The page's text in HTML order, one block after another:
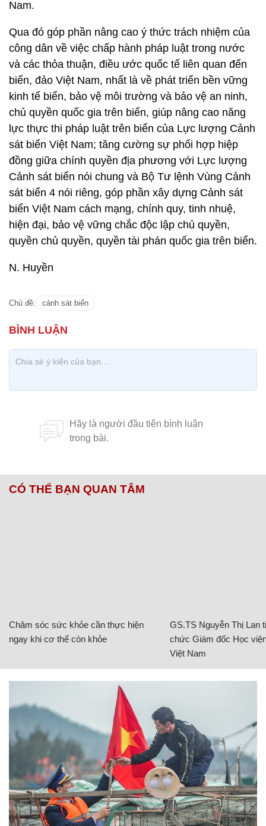
Nam.
Qua đó góp phần nâng cao ý thức trách nhiệm của
công dân về việc chấp hành pháp luật trong nước
và các thỏa thuận, điều ước quốc tế liên quan đến
biển, đảo Việt Nam, nhất là về phát triển bền vững
kinh tế biển, bảo vệ môi trường và bảo vệ an ninh,
chủ quyền quốc gia trên biển, giúp nâng cao năng
lực thực thi pháp luật trên biển của Lực lượng Cảnh
sát biển Việt Nam; tăng cường sự phối hợp hiệp
đồng giữa chính quyền địa phương với Lực lượng
Cảnh sát biển nói chung và Bộ Tư lệnh Vùng Cảnh
sát biển 4 nói riêng, góp phần xây dựng Cảnh sát
biển Việt Nam cách mạng, chính quy, tinh nhuệ,
hiện đại, bảo vệ vững chắc độc lập chủ quyền,
quyền chủ quyền, quyền tài phán quốc gia trên biển.
N. Huyền
Chủ đề: cảnh sát biển
CÓ THỂ BẠN QUAN TÂM
Chăm sóc sức khỏe cần thực hiện
ngay khi cơ thể còn khỏe
GS.TS Nguyễn Thị Lan
chức Giám đốc Học
Việt Nam